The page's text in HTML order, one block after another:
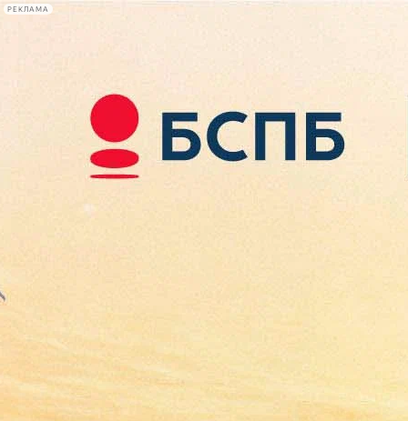
РЕКЛАМА
Сегодня:
2026.08.09
13:13
Афиша Plus